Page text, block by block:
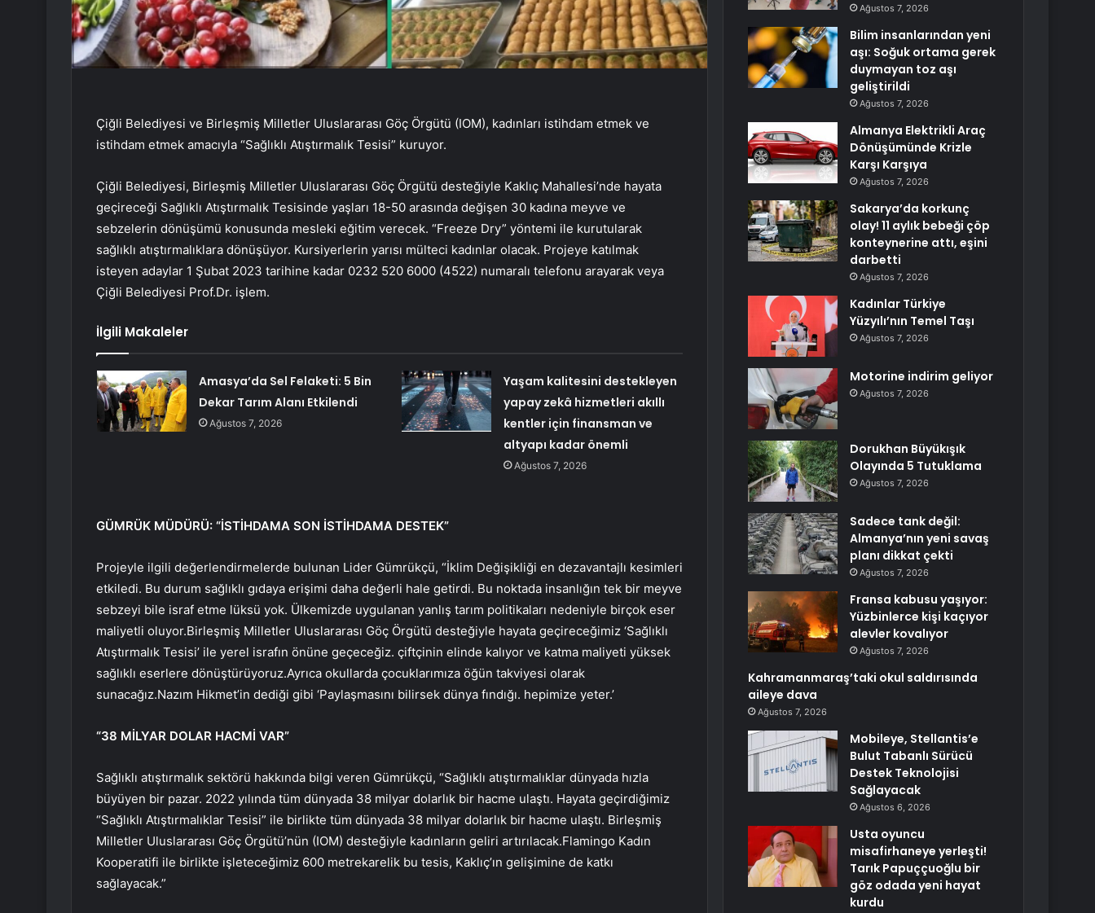
Çiğli Belediyesi ve Birleşmiş Milletler Uluslararası Göç Örgütü (IOM), kadınları istihdam etmek ve
istihdam etmek amacıyla “Sağlıklı Atıştırmalık Tesisi” kuruyor.
Çiğli Belediyesi, Birleşmiş Milletler Uluslararası Göç Örgütü desteğiyle Kaklıç Mahallesi’nde hayata
geçireceği Sağlıklı Atıştırmalık Tesisinde yaşları 18-50 arasında değişen 30 kadına meyve ve
sebzelerin dönüşümü konusunda mesleki eğitim verecek. “Freeze Dry” yöntemi ile kurutularak
sağlıklı atıştırmalıklara dönüşüyor. Kursiyerlerin yarısı mülteci kadınlar olacak. Projeye katılmak
isteyen adaylar 1 Şubat 2023 tarihine kadar 0232 520 6000 (4522) numaralı telefonu arayarak veya
Çiğli Belediyesi Prof.Dr. işlem.
İlgili Makaleler
Amasya’da Sel Felaketi: 5 Bin
Dekar Tarım Alanı Etkilendi
Ağustos 7, 2026
Yaşam kalitesini destekleyen
yapay zekâ hizmetleri akıllı
kentler için finansman ve
altyapı kadar önemli
Ağustos 7, 2026
GÜMRÜK MÜDÜRÜ: “İSTİHDAMA SON İSTİHDAMA DESTEK”
Projeyle ilgili değerlendirmelerde bulunan Lider Gümrükçü, “İklim Değişikliği en dezavantajlı kesimleri
etkiledi. Bu durum sağlıklı gıdaya erişimi daha değerli hale getirdi. Bu noktada insanlığın tek bir meyve
sebzeyi bile israf etme lüksü yok. Ülkemizde uygulanan yanlış tarım politikaları nedeniyle birçok eser
maliyetli oluyor.Birleşmiş Milletler Uluslararası Göç Örgütü desteğiyle hayata geçireceğimiz ‘Sağlıklı
Atıştırmalık Tesisi’ ile yerel israfın önüne geçeceğiz. çiftçinin elinde kalıyor ve katma maliyeti yüksek
sağlıklı eserlere dönüştürüyoruz.Ayrıca okullarda çocuklarımıza öğün takviyesi olarak
sunacağız.Nazım Hikmet’in dediği gibi ‘Paylaşmasını bilirsek dünya fındığı. hepimize yeter.’
“38 MİLYAR DOLAR HACMİ VAR”
Sağlıklı atıştırmalık sektörü hakkında bilgi veren Gümrükçü, “Sağlıklı atıştırmalıklar dünyada hızla
büyüyen bir pazar. 2022 yılında tüm dünyada 38 milyar dolarlık bir hacme ulaştı. Hayata geçirdiğimiz
“Sağlıklı Atıştırmalıklar Tesisi” ile birlikte tüm dünyada 38 milyar dolarlık bir hacme ulaştı. Birleşmiş
Milletler Uluslararası Göç Örgütü’nün (IOM) desteğiyle kadınların geliri artırılacak.Flamingo Kadın
Kooperatifi ile birlikte işleteceğimiz 600 metrekarelik bu tesis, Kaklıç’ın gelişimine de katkı
sağlayacak.”
Ağustos 7, 2026
Bilim insanlarından yeni
aşı: Soğuk ortama gerek
duymayan toz aşı
geliştirildi
Ağustos 7, 2026
Almanya Elektrikli Araç
Dönüşümünde Krizle
Karşı Karşıya
Ağustos 7, 2026
Sakarya’da korkunç
olay! 11 aylık bebeği çöp
konteynerine attı, eşini
darbetti
Ağustos 7, 2026
Kadınlar Türkiye
Yüzyılı’nın Temel Taşı
Ağustos 7, 2026
Motorine indirim geliyor
Ağustos 7, 2026
Dorukhan Büyükışık
Olayında 5 Tutuklama
Ağustos 7, 2026
Sadece tank değil:
Almanya’nın yeni savaş
planı dikkat çekti
Ağustos 7, 2026
Fransa kabusu yaşıyor:
Yüzbinlerce kişi kaçıyor
alevler kovalıyor
Ağustos 7, 2026
Kahramanmaraş’taki okul saldırısında
aileye dava
Ağustos 7, 2026
Mobileye, Stellantis’e
Bulut Tabanlı Sürücü
Destek Teknolojisi
Sağlayacak
Ağustos 6, 2026
Usta oyuncu
misafirhaneye yerleşti!
Tarık Papuççuoğlu bir
göz odada yeni hayat
kurdu